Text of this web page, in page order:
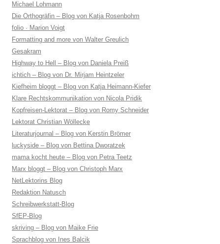
Michael Lohmann
Die Orthogräfin – Blog von Katja Rosenbohm
folio · Marion Voigt
Formatting and more von Walter Greulich
Gesakram
Highway to Hell – Blog von Daniela Preiß
ichtich – Blog von Dr. Mirjam Heintzeler
Kiefheim bloggt – Blog von Katja Heimann-Kiefer
Klare Rechtskommunikation von Nicola Pridik
Kopfreisen-Lektorat – Blog von Romy Schneider
Lektorat Christian Wöllecke
Literaturjournal – Blog von Kerstin Brömer
luckyside – Blog von Bettina Dworatzek
mama kocht heute – Blog von Petra Teetz
Marx bloggt – Blog von Christoph Marx
NetLektorins Blog
Redaktion Natusch
Schreibwerkstatt-Blog
SfEP-Blog
skriving – Blog von Maike Frie
Sprachblog von Ines Balcik